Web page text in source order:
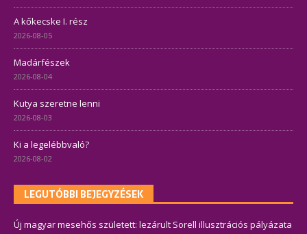
A kőkecske I. rész
2026-08-05
Madárfészek
2026-08-04
Kutya szeretne lenni
2026-08-03
Ki a legelébbvaló?
2026-08-02
LEGUTÓBBI BEJEGYZÉSEK
Új magyar mesehős született: lezárult Sorell illusztrációs pályázata